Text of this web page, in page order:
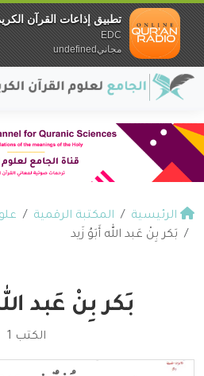
الرئيسية المكتبة الرقمية
بَكر بِنْ عَبد الله أَبَوُ زَيد
بَكر بِنْ عَبد
الكتب 1
تطبيق إذاعات القرآن
EDC
مجانيundefined